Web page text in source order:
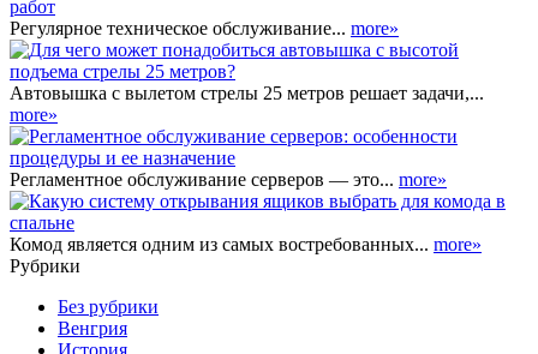
Регулярное техническое обслуживание... more»
Автовышка с вылетом стрелы 25 метров решает задачи,...
more»
Регламентное обслуживание серверов — это... more»
Комод является одним из самых востребованных... more»
Рубрики
Без рубрики
Венгрия
История